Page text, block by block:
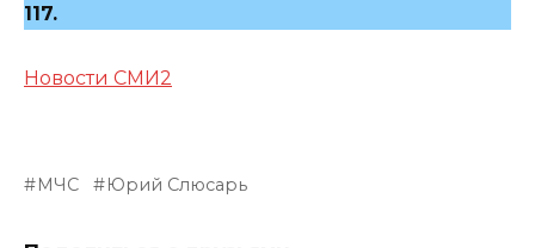
117.
Новости СМИ2
МЧС Юрий Слюсарь